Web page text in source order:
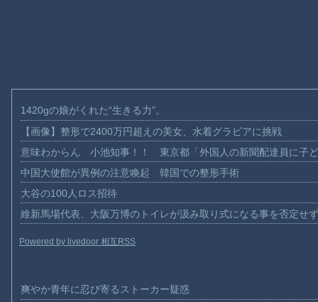
1420gの娘がくれた“生きる力”。
【画像】整形で2400万円超えの美女、水着グラビアに挑戦
意味わからん 小池知事！！ 東京都「外国人の新聞配達員に子
中国大使館が異例の注意喚起 韓国での整形手術
大谷の100人ロス招待
維新馬場代表、大阪万博のトイレが汲み取り式になる事を否定せ
Powered by livedoor 相互RSS
爽やか青年に忍び寄るストーカー疑惑